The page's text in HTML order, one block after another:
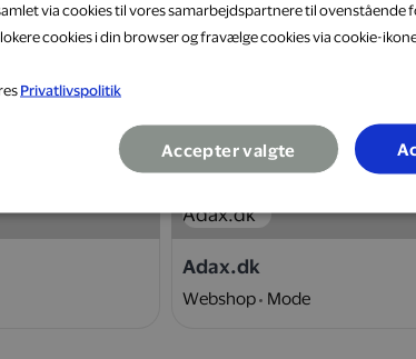
10 %
Adax.dk
Webshop Mode
via cookies til vores samarbejdspartnere til ovenstående
cookies i din browser og fravælge cookies via cookie-
Privatlivspolitik
Accepter valgte